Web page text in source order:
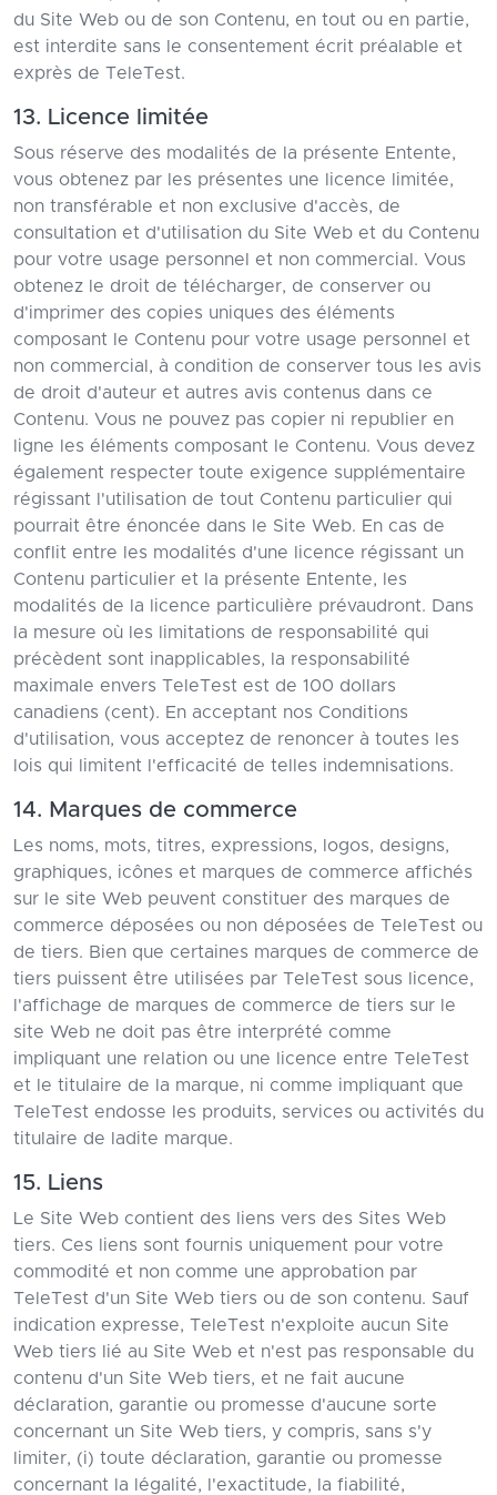
du Site Web ou de son Contenu, en tout ou en partie,
est interdite sans le consentement écrit préalable et
exprès de TeleTest.
13. Licence limitée
Sous réserve des modalités de la présente Entente,
vous obtenez par les présentes une licence limitée,
non transférable et non exclusive d'accès, de
consultation et d'utilisation du Site Web et du Contenu
pour votre usage personnel et non commercial. Vous
obtenez le droit de télécharger, de conserver ou
d'imprimer des copies uniques des éléments
composant le Contenu pour votre usage personnel et
non commercial, à condition de conserver tous les avis
de droit d'auteur et autres avis contenus dans ce
Contenu. Vous ne pouvez pas copier ni republier en
ligne les éléments composant le Contenu. Vous devez
également respecter toute exigence supplémentaire
régissant l'utilisation de tout Contenu particulier qui
pourrait être énoncée dans le Site Web. En cas de
conflit entre les modalités d'une licence régissant un
Contenu particulier et la présente Entente, les
modalités de la licence particulière prévaudront. Dans
la mesure où les limitations de responsabilité qui
précèdent sont inapplicables, la responsabilité
maximale envers TeleTest est de 100 dollars
canadiens (cent). En acceptant nos Conditions
d'utilisation, vous acceptez de renoncer à toutes les
lois qui limitent l'efficacité de telles indemnisations.
14. Marques de commerce
Les noms, mots, titres, expressions, logos, designs,
graphiques, icônes et marques de commerce affichés
sur le site Web peuvent constituer des marques de
commerce déposées ou non déposées de TeleTest ou
de tiers. Bien que certaines marques de commerce de
tiers puissent être utilisées par TeleTest sous licence,
l'affichage de marques de commerce de tiers sur le
site Web ne doit pas être interprété comme
impliquant une relation ou une licence entre TeleTest
et le titulaire de la marque, ni comme impliquant que
TeleTest endosse les produits, services ou activités du
titulaire de ladite marque.
15. Liens
Le Site Web contient des liens vers des Sites Web
tiers. Ces liens sont fournis uniquement pour votre
commodité et non comme une approbation par
TeleTest d'un Site Web tiers ou de son contenu. Sauf
indication expresse, TeleTest n'exploite aucun Site
Web tiers lié au Site Web et n'est pas responsable du
contenu d'un Site Web tiers, et ne fait aucune
déclaration, garantie ou promesse d'aucune sorte
concernant un Site Web tiers, y compris, sans s'y
limiter, (i) toute déclaration, garantie ou promesse
concernant la légalité, l'exactitude, la fiabilité,